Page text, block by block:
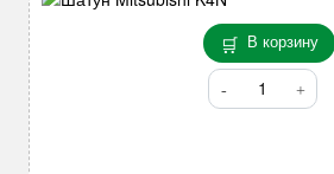
В корзину
Количество
товара